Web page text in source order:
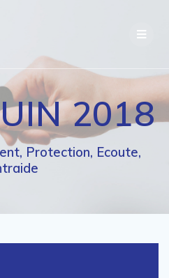
2018
Protection, Ecoute,